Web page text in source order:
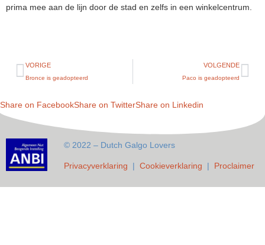
prima mee aan de lijn door de stad en zelfs in een winkelcentrum.
VORIGE
Bronce is geadopteerd
VOLGENDE
Paco is geadopteerd
Share on FacebookShare on TwitterShare on Linkedin
© 2022 – Dutch Galgo Lovers
Privacyverklaring | Cookieverklaring | Proclaimer